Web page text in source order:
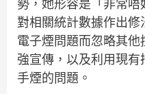
勢，她形容是「非常
對相關統計數據作出
電子煙問題而忽略其
強宣傳，以及利用現
手煙的問題。